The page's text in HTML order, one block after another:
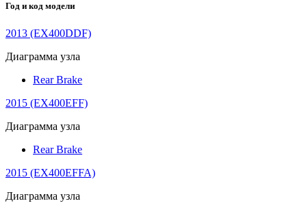
Год и код модели
2013 (EX400DDF)
Диаграмма узла
Rear Brake
2015 (EX400EFF)
Диаграмма узла
Rear Brake
2015 (EX400EFFA)
Диаграмма узла